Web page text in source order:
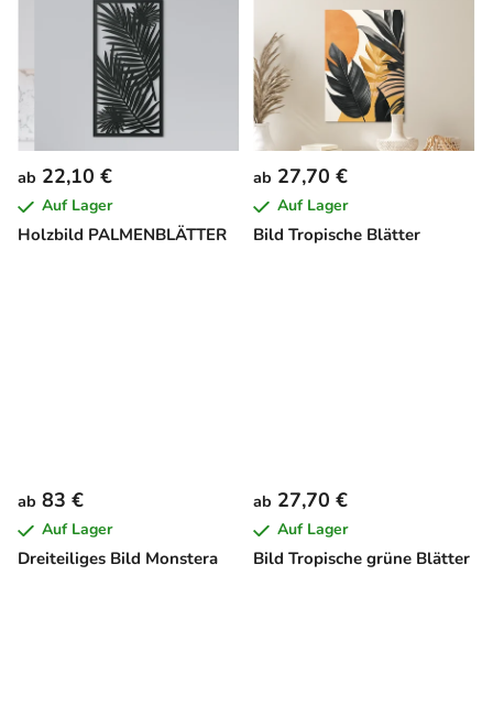
Holzbild PALMENBLÄTTER
ab 22,10 €
Auf Lager
Bild Tropische Blätter
ab 27,70 €
Auf Lager
Dreiteiliges Bild Monstera
ab 83 €
Auf Lager
Bild Tropische grüne Blätter
ab 27,70 €
Auf Lager